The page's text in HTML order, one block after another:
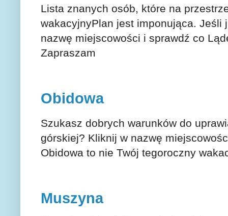
Lista znanych osób, które na
wakacyjnyPlan jest imponująca.
nazwę miejscowości i sprawdź co
Zapraszam
Obidowa
Szukasz dobrych warunków do
górskiej? Kliknij w nazwę
Obidowa to nie Twój tegoroczny
Muszyna